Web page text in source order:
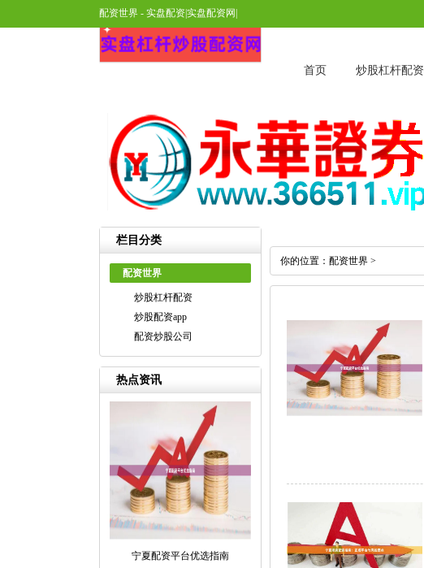
配资世界 - 实盘配资|实盘配资网|
首页 炒股杠杆配资
栏目分类
配资世界
炒股杠杆配资
炒股配资app
配资炒股公司
热点资讯
宁夏配资平台优选指南
你的位置： 配资世界 >